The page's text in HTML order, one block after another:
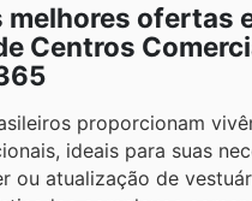
melhores ofertas
Centros
proporcionam
ideais para suas
ou atualização de